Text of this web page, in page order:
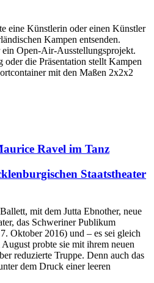
eine Künstlerin oder einen Künstler
Kampen entsenden.
Open-Air-Ausstellungsprojekt.
oder die Präsentation stellt Kampen
mit den Maßen 2x2x2
Ravel im Tanz
Staatstheater
mit dem Jutta Ebnother, neue
das Schweriner Publikum
Oktober 2016) und – es sei gleich
probte sie mit ihrem neuen
reduzierte Truppe. Denn auch das
dem Druck einer leeren